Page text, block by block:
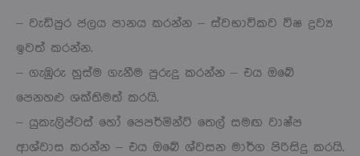
– වැඩිපුර ජලය පානය කරන්න – ස්වභාවිකව විෂ ද්‍රව්‍ය
ඉවත් කරන්න.
– ගැඹුරු හුස්ම ගැනීම පුරුදු කරන්න – එය ඔබේ
පෙනහළු ශක්තිමත් කරයි.
– යුකැලිප්ටස් හෝ පෙපර්මින්ට් තෙල් සමඟ වාෂ්ප
ආශ්වාස කරන්න – එය ඔබේ ශ්වසන මාර්ග පිරිසිදු කරයි.